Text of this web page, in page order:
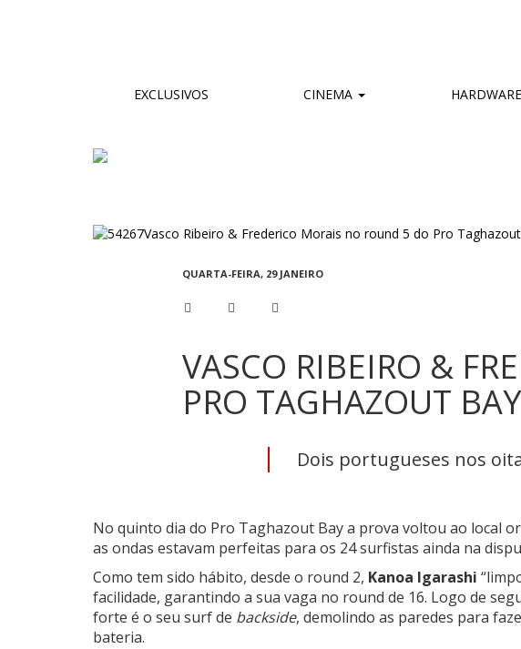
EXCLUSIVOS CINEMA HARDWARE
QUARTA-FEIRA, 29 JANEIRO
VASCO RIBEIRO &
PRO TAGHAZOUT BAY
Dois portugueses nos
No quinto dia do Pro Taghazout Bay a prova voltou ao local
as ondas estavam perfeitas para os 24 surfistas ainda na
Como tem sido hábito, desde o round 2, Kanoa Igarashi
facilidade, garantindo a sua vaga no round de 16. Logo de
forte é o seu surf de backside, demolindo as paredes para
bateria.